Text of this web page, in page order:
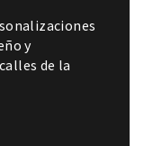
y
de la